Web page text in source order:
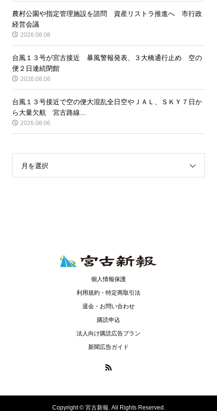
農村公園や指定管理施設を諮問 資産リストラ推進へ 市行政
経営会議
2026.08.08
台風１３号が宮古接近 暴風警報発表、３大橋通行止め 空の
便２日連続閉館
2026.08.08
台風１３号接近で空の便大混乱全日空やＪＡＬ、ＳＫＹ７日か
ら大量欠航 宮古路線...
2026.08.06
月を選択
個人情報保護
利用規約・特定商取引法
退会・お問い合わせ
購読申込
法人向け購読広告プラン
新聞広告ガイド
Copyright ©宮古新報. All Rights Reserved.